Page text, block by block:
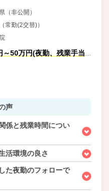
（非公開）
常勤(2交替)）
～50万円(夜勤、残業手当
声
係と残業時間につい
活環境の良さ
た夜勤のフォローで